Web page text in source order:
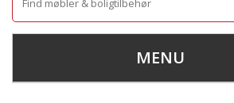
MENU